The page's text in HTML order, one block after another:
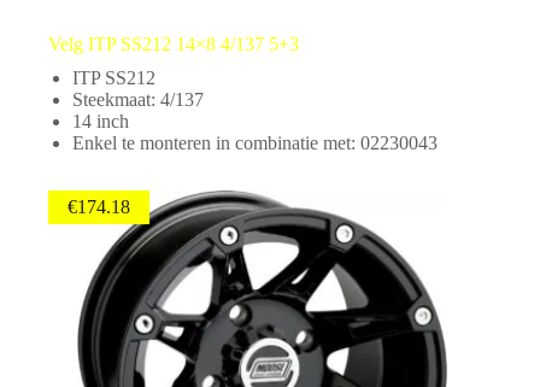
Velg ITP SS212 14×8 4/137 5+3
ITP SS212
Steekmaat: 4/137
14 inch
Enkel te monteren in combinatie met: 02230043
€174.18